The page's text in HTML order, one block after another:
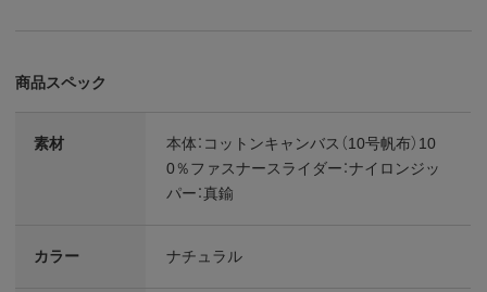
商品スペック
素材
本体：コットンキャンバス（10号帆布）10
0％ファスナースライダー：ナイロンジッ
パー：真鍮
カラー ナチュラル